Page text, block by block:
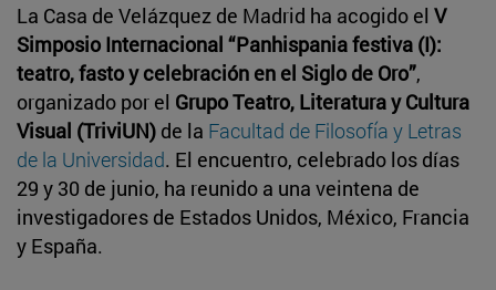
La Casa de Velázquez de Madrid ha acogido el V
Simposio Internacional “Panhispania festiva (I):
teatro, fasto y celebración en el Siglo de Oro”,
organizado por el Grupo Teatro, Literatura y Cultura
Visual (TriviUN) de la Facultad de Filosofía y Letras
de la Universidad. El encuentro, celebrado los días
29 y 30 de junio, ha reunido a una veintena de
investigadores de Estados Unidos, México, Francia
y España.